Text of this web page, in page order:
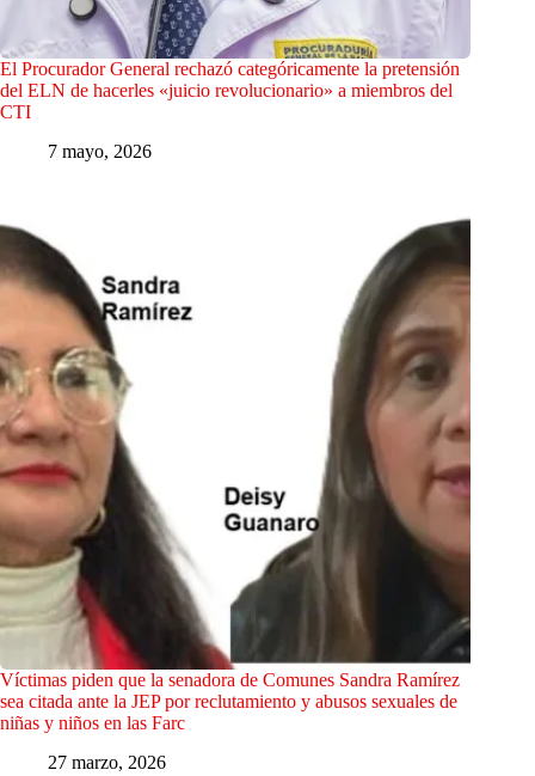
El Procurador General rechazó categóricamente la pretensión
del ELN de hacerles «juicio revolucionario» a miembros del
CTI
7 mayo, 2026
Víctimas piden que la senadora de Comunes Sandra Ramírez
sea citada ante la JEP por reclutamiento y abusos sexuales de
niñas y niños en las Farc
27 marzo, 2026